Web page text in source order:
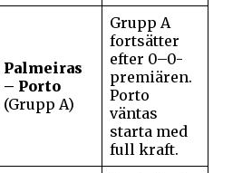
Palmeiras
– Porto
(Grupp A)
Grupp A
fortsätter
efter 0–0-
premiären.
Porto
väntas
starta med
full kraft.